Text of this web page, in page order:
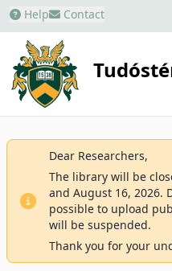
Help Contact
Dear Researchers,
The library will be
and August 16,
possible to upload
will be suspended.
Thank you for your